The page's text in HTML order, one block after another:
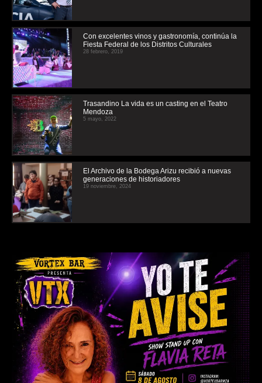
Con excelentes vinos y gastronomía, continúa la
Fiesta Federal de los Distritos Culturales
28 febrero, 2019
Trasandino La vida es un casting en el Teatro
Mendoza
5 mayo, 2022
El Archivo de la Bodega Arizu recibió a nuevas
generaciones de historiadores
19 noviembre, 2024